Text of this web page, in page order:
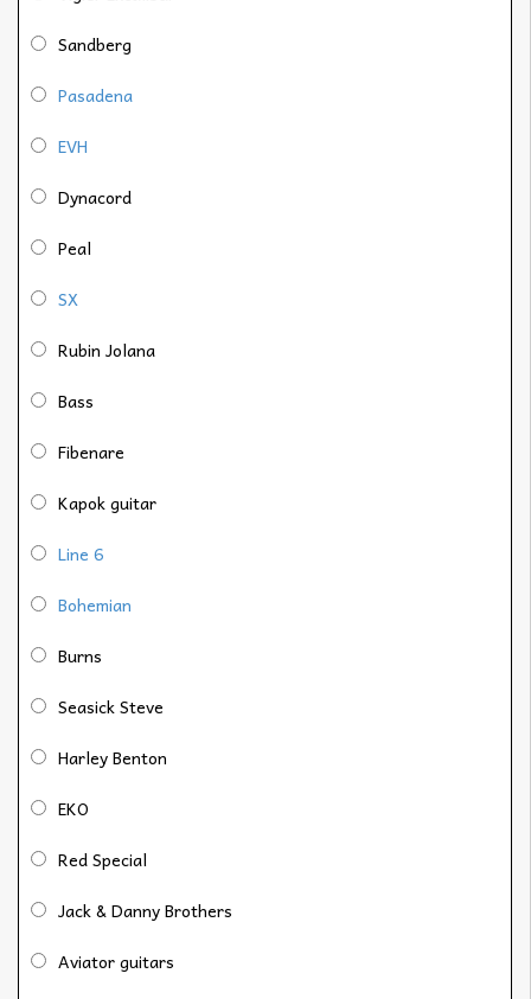
Sandberg
Pasadena
EVH
Dynacord
Peal
SX
Rubin Jolana
Bass
Fibenare
Kapok guitar
Line 6
Bohemian
Burns
Seasick Steve
Harley Benton
EKO
Red Special
Jack & Danny Brothers
Aviator guitars